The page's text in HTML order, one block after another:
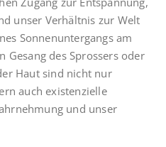
unser Verhältnis zur Welt
Sonnenuntergangs am
Gesang des Sprossers oder
Haut sind nicht nur
auch existenzielle
und unser